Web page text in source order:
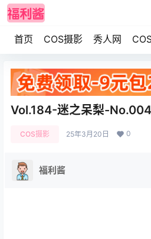
首页 COS摄影 秀人网
Vol.184-迷之呆梨-
COS摄影 25年3月20日 0
福利酱